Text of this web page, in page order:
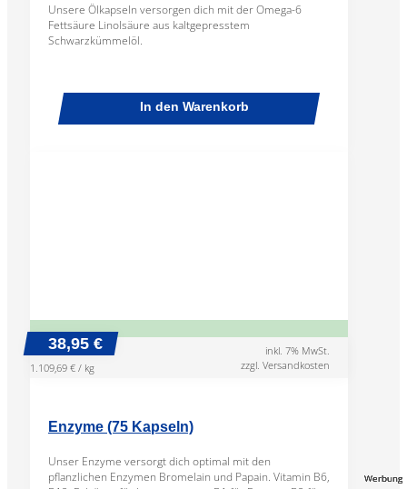
Unsere Ölkapseln versorgen dich mit der Omega-6
Fettsäure Linolsäure aus kaltgepresstem
Schwarzkümmelöl.
In den Warenkorb
38,95 €
1.109,69 € / kg
inkl. 7% MwSt.
zzgl. Versandkosten
Enzyme (75 Kapseln)
Unser Enzyme versorgt dich optimal mit den
pflanzlichen Enzymen Bromelain und Papain. Vitamin B6,
Werbung
Werbung
Werbung
Werbung
Werbung
Werbung